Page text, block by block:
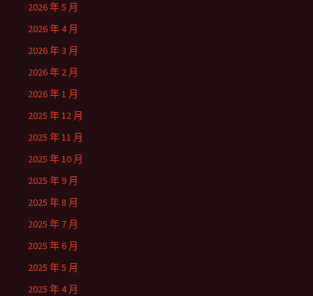
2026 年 5 月
2026 年 4 月
2026 年 3 月
2026 年 2 月
2026 年 1 月
2025 年 12 月
2025 年 11 月
2025 年 10 月
2025 年 9 月
2025 年 8 月
2025 年 7 月
2025 年 6 月
2025 年 5 月
2025 年 4 月